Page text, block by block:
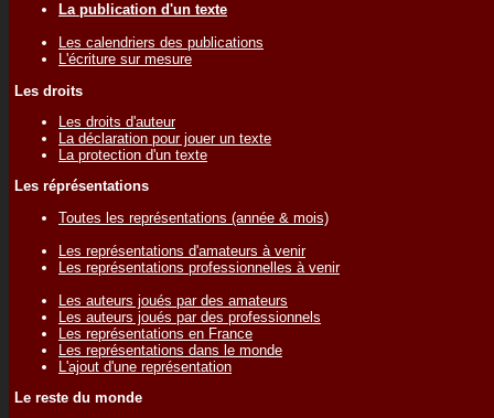
La publication d'un texte
Les calendriers des publications
L'écriture sur mesure
Les droits
Les droits d'auteur
La déclaration pour jouer un texte
La protection d'un texte
Les réprésentations
Toutes les représentations (année & mois)
Les représentations d'amateurs à venir
Les représentations professionnelles à venir
Les auteurs joués par des amateurs
Les auteurs joués par des professionnels
Les représentations en France
Les représentations dans le monde
L'ajout d'une représentation
Le reste du monde